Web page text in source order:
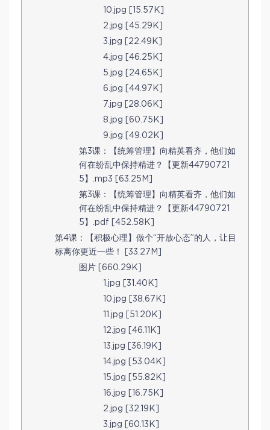
10.jpg [15.57K]
2.jpg [45.29K]
3.jpg [22.49K]
4.jpg [46.25K]
5.jpg [24.65K]
6.jpg [44.97K]
7.jpg [28.06K]
8.jpg [60.75K]
9.jpg [49.02K]
第3课：【统筹管理】向精英看齐，他们如
何在纷乱中保持精进？【更新44790721
5】.mp3 [63.25M]
第3课：【统筹管理】向精英看齐，他们如
何在纷乱中保持精进？【更新44790721
5】.pdf [452.58K]
第4课：【积极心理】做个“开放心态”的人，让目
标离你更近一些！ [33.27M]
图片 [660.29K]
1.jpg [31.40K]
10.jpg [38.67K]
11.jpg [51.20K]
12.jpg [46.11K]
13.jpg [36.19K]
14.jpg [53.04K]
15.jpg [55.82K]
16.jpg [16.75K]
2.jpg [32.19K]
3.jpg [60.13K]